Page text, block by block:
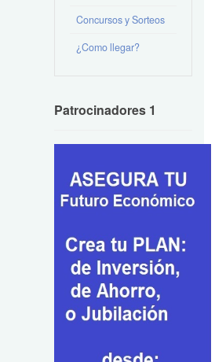
Concursos y Sorteos
¿Como llegar?
Patrocinadores 1